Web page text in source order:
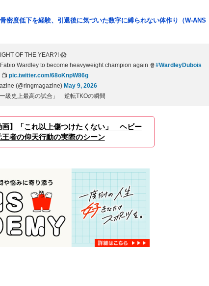
密度低下を経験、引退後に気づいた数字に縛られない体作り（W-ANS
OF THE YEAR?! 😱
Wardley to become heavyweight champion again 🍿#WardleyDubois
📺 pic.twitter.com/68oKnpW86g
(@ringmagazine) May 9, 2026
ー級史上最高の試合」 逆転TKOの瞬間
画】「これ以上傷つけたくない」 ヘビー
王者の仰天行動の実際のシーン